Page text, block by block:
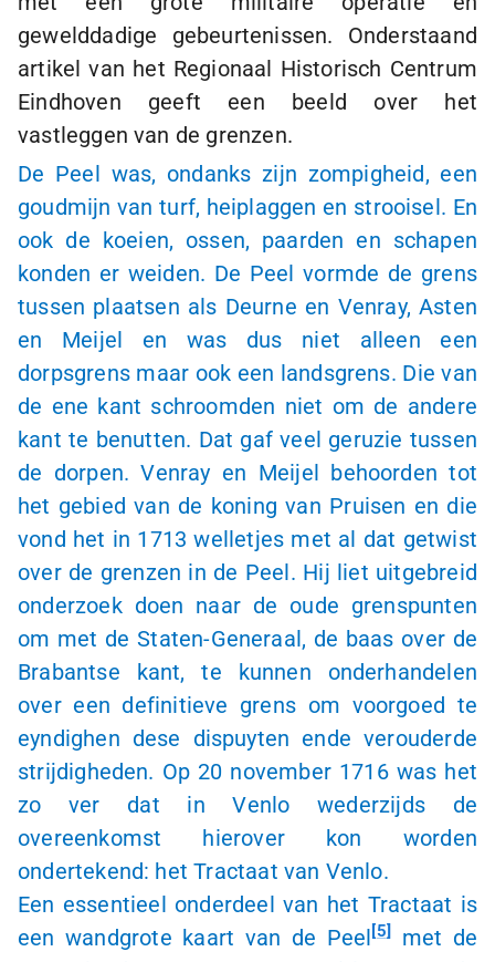
gewelddadige gebeurtenissen. Onderstaand
artikel van het Regionaal Historisch Centrum
Eindhoven geeft een beeld over het
vastleggen van de grenzen.
De Peel was, ondanks zijn zompigheid, een
goudmijn van turf, heiplaggen en strooisel. En
ook de koeien, ossen, paarden en schapen
konden er weiden. De Peel vormde de grens
tussen plaatsen als Deurne en Venray, Asten
en Meijel en was dus niet alleen een
dorpsgrens maar ook een landsgrens. Die van
de ene kant schroomden niet om de andere
kant te benutten. Dat gaf veel geruzie tussen
de dorpen. Venray en Meijel behoorden tot
het gebied van de koning van Pruisen en die
vond het in 1713 welletjes met al dat getwist
over de grenzen in de Peel. Hij liet uitgebreid
onderzoek doen naar de oude grenspunten
om met de Staten-Generaal, de baas over de
Brabantse kant, te kunnen onderhandelen
over een definitieve grens om voorgoed te
eyndighen dese dispuyten ende verouderde
strijdigheden. Op 20 november 1716 was het
zo ver dat in Venlo wederzijds de
overeenkomst hierover kon worden
ondertekend: het Tractaat van Venlo.
Een essentieel onderdeel van het Tractaat is
een wandgrote kaart van de Peel 5
met de